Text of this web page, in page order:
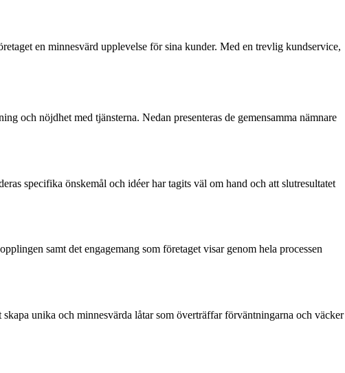
en minnesvärd upplevelse för sina kunder. Med en trevlig kundservice,
och nöjdhet med tjänsterna. Nedan presenteras de gemensamma nämnare
specifika önskemål och idéer har tagits väl om hand och att slutresultatet
samt det engagemang som företaget visar genom hela processen
unika och minnesvärda låtar som överträffar förväntningarna och väcker